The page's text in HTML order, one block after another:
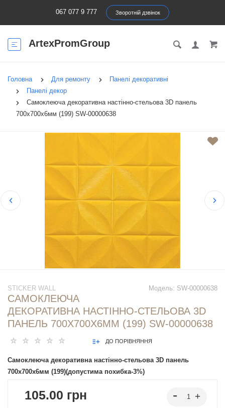
067 077 9 777 Зворотній дзвінок
ArtexPromGroup
Головна Для ремонту
Панелі декоративні
Панелі декор
Самоклеюча декоративна настінно-стельова 3D панель
700х700х6мм (199) SW-00000638
Модель: SW-00000638
STICKER WALL
САМОКЛЕЮЧА
ДЕКОРАТИВНА НАСТІННО-СТЕЛЬОВА 3D
ПАНЕЛЬ 700Х700Х6ММ (199) SW-00000638
ДО ПОРІВНЯННЯ
Самоклеюча декоративна настінно-стельова 3D панель
700х700х6мм (199)(допустима похибка-3%)
105.00 грн